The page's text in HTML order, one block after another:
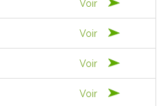
Voir
Voir
Voir
Voir